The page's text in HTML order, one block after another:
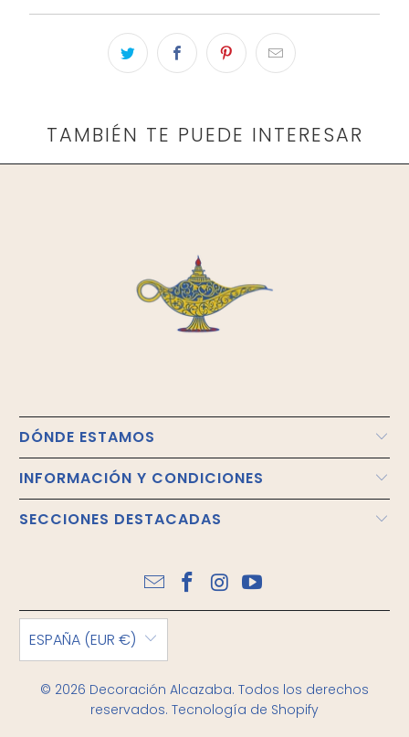
TAMBIÉN TE PUEDE INTERESAR
DÓNDE ESTAMOS
INFORMACIÓN Y CONDICIONES
SECCIONES DESTACADAS
ESPAÑA (EUR €)
© 2026 Decoración Alcazaba. Todos los derechos
reservados. Tecnología de Shopify